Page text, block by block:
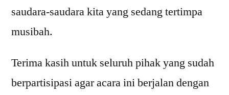
saudara-saudara kita yang sedang tertimpa
musibah.
Terima kasih untuk seluruh pihak yang sudah
berpartisipasi agar acara ini berjalan dengan